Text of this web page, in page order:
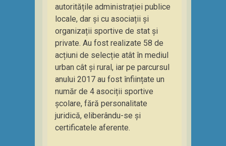
autoritățile administrației publice
locale, dar și cu asociații și
organizații sportive de stat și
private. Au fost realizate 58 de
acțiuni de selecție atât în mediul
urban cât și rural, iar pe parcursul
anului 2017 au fost înființate un
număr de 4 asociții sportive
școlare, fără personalitate
juridică, eliberându-se și
certificatele aferente.